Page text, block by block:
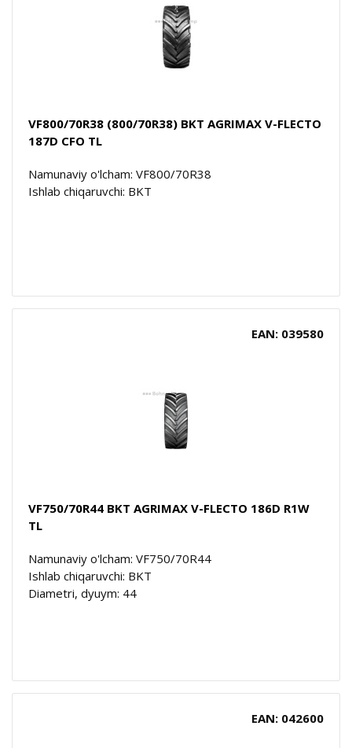
VF800/70R38 (800/70R38) BKT AGRIMAX V-FLECTO
187D CFO TL
Namunaviy o'lcham: VF800/70R38
Ishlab chiqaruvchi: BKT
EAN: 039580
VF750/70R44 BKT AGRIMAX V-FLECTO 186D R1W
TL
Namunaviy o'lcham: VF750/70R44
Ishlab chiqaruvchi: BKT
Diametri, dyuym: 44
EAN: 042600